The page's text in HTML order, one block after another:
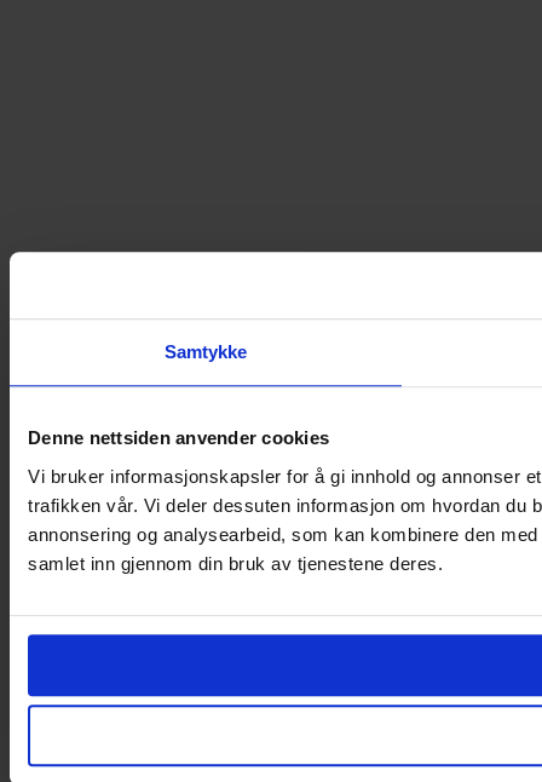
Samtykke
Denne nettsiden anvender cookies
Vi bruker informasjonskapsler for å gi innhold og annonser
trafikken vår. Vi deler dessuten informasjon om hvordan du
annonsering og analysearbeid, som kan kombinere den
samlet inn gjennom din bruk av tjenestene deres.